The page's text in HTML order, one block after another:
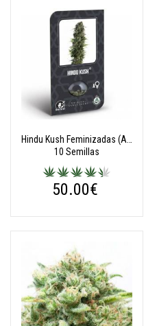
10 Semillas
50.00€